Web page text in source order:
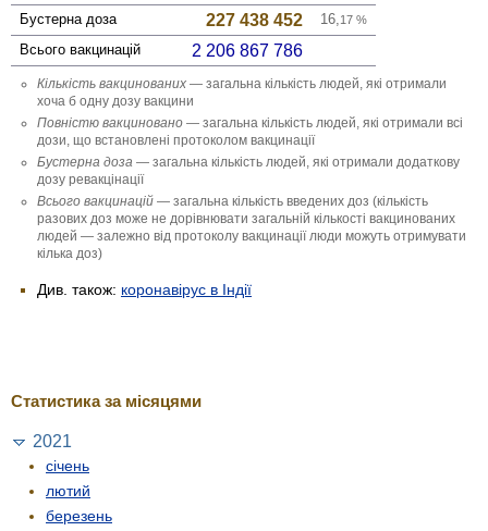
Бустерна доза 227 438 452 16, 17 %
Всього вакцинацій 2 206 867 786
Кількість вакци­нованих — загальна кількість людей, які отримали
хоча б одну дозу вакцини
Повністю вакци­новано — загальна кількість людей, які отримали всі
дози, що встановлені протоколом вакцинації
Бустерна доза — загальна кількість людей, які отримали додаткову
дозу ревакцінації
Всього вакцинацій — загальна кількість введених доз (кількість
разових доз може не дорівнювати загальній кількості вакцинованих
людей — залежно від протоколу вакцинації люди можуть отримувати
кілька доз)
Див. також: коронавірус в Індії
Статистика за місяцями
2021
січень
лютий
березень